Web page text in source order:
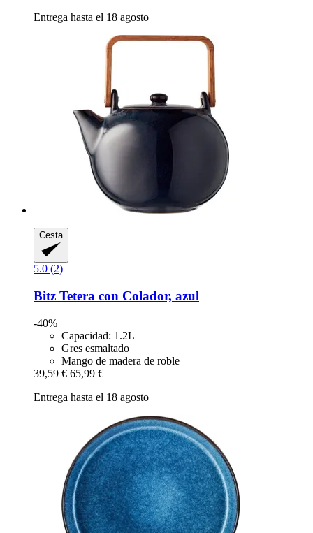
Entrega hasta el 18 agosto
Cesta
5.0 (2)
Bitz Tetera con Colador, azul
-40%
Capacidad: 1.2L
Gres esmaltado
Mango de madera de roble
39,59 € 65,99 €
Entrega hasta el 18 agosto